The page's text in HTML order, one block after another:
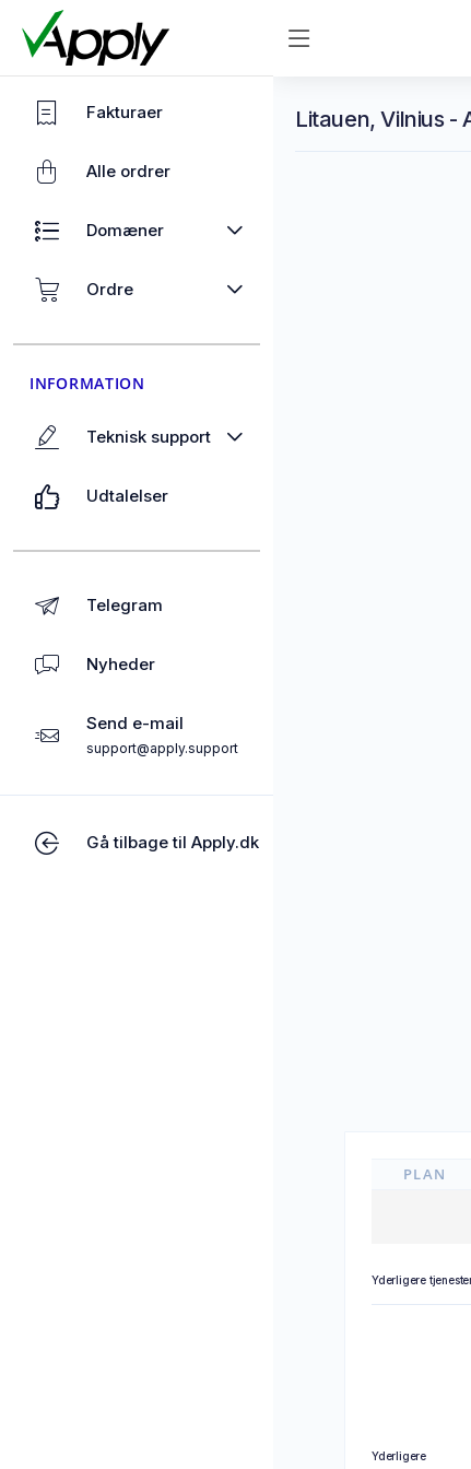
Fakturaer
Alle ordrer
Domæner
Ordre
INFORMATION
Teknisk support
Udtalelser
Telegram
Nyheder
Send e-mail
support@apply.support
Gå tilbage til Apply.dk
Litauen, Vilnius -
PLAN
Yderligere
Yderligere